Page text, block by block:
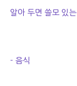
알아 두면 쓸모 있
- 음식